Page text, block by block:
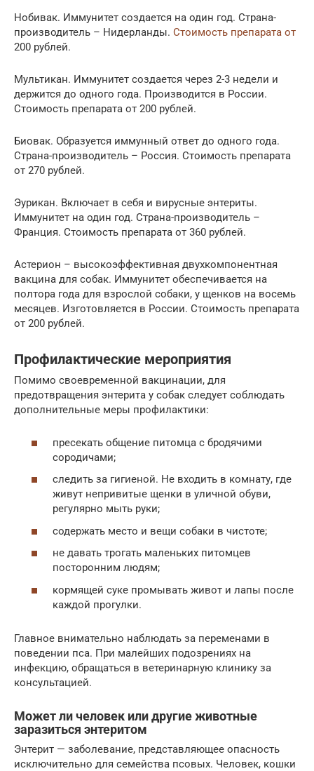
Нобивак. Иммунитет создается на один год. Страна-
производитель – Нидерланды. Стоимость препарата от
200 рублей.
Мультикан. Иммунитет создается через 2-3 недели и
держится до одного года. Производится в России.
Стоимость препарата от 200 рублей.
Биовак. Образуется иммунный ответ до одного года.
Страна-производитель – Россия. Стоимость препарата
от 270 рублей.
Эурикан. Включает в себя и вирусные энтериты.
Иммунитет на один год. Страна-производитель –
Франция. Стоимость препарата от 360 рублей.
Астерион – высокоэффективная двухкомпонентная
вакцина для собак. Иммунитет обеспечивается на
полтора года для взрослой собаки, у щенков на восемь
месяцев. Изготовляется в России. Стоимость препарата
от 200 рублей.
Профилактические мероприятия
Помимо своевременной вакцинации, для
предотвращения энтерита у собак следует соблюдать
дополнительные меры профилактики:
пресекать общение питомца с бродячими
сородичами;
следить за гигиеной. Не входить в комнату, где
живут непривитые щенки в уличной обуви,
регулярно мыть руки;
содержать место и вещи собаки в чистоте;
не давать трогать маленьких питомцев
посторонним людям;
кормящей суке промывать живот и лапы после
каждой прогулки.
Главное внимательно наблюдать за переменами в
поведении пса. При малейших подозрениях на
инфекцию, обращаться в ветеринарную клинику за
консультацией.
Может ли человек или другие животные
заразиться энтеритом
Энтерит — заболевание, представляющее опасность
исключительно для семейства псовых. Человек, кошки